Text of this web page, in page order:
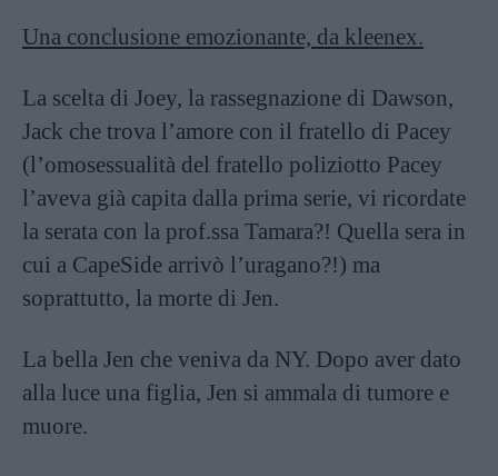
Una conclusione emozionante, da kleenex.
La scelta di Joey, la rassegnazione di Dawson,
Jack che trova l’amore con il fratello di Pacey
(l’omosessualità del fratello poliziotto Pacey
l’aveva già capita dalla prima serie, vi ricordate
la serata con la prof.ssa Tamara?! Quella sera in
cui a CapeSide arrivò l’uragano?!) ma
soprattutto, la morte di Jen.
La bella Jen che veniva da NY. Dopo aver dato
alla luce una figlia, Jen si ammala di tumore e
muore.